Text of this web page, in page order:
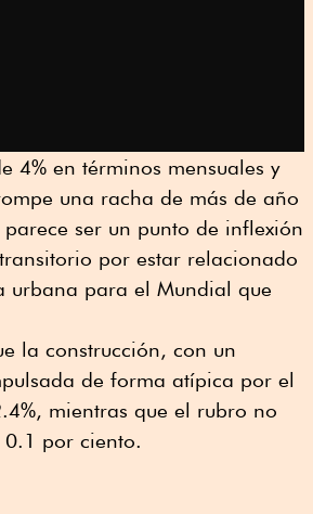
4% en términos mensuales y
una racha de más de año
ser un punto de inflexión
por estar relacionado
urbana para el Mundial que
la construcción, con un
de forma atípica por el
mientras que el rubro no
por ciento.